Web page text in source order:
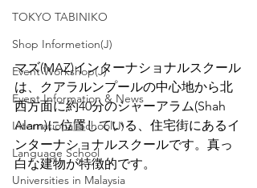
TOKYO TABINIKO
Shop Informetion(J)
Event Workshop(J)
Event Information & News
International School(J)
Language School
Universities in Malaysia
マズ(MAZ)インターナショナルスクール
は、クアラルンプールの中心地から北
西方面に約40分のシャーアラム(Shah
Alam)に位置している、住宅街にあるイ
ンターナショナルスクールです。真っ
白な建物が特徴的です。